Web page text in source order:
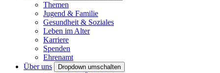
Themen
Jugend & Familie
Gesundheit & Soziales
Leben im Alter
Karriere
Spenden
Ehrenamt
Über uns
Dropdown umschalten